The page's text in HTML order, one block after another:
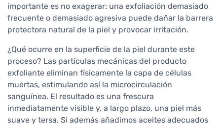
importante es no exagerar: una exfoliación demasiado
frecuente o demasiado agresiva puede dañar la barrera
protectora natural de la piel y provocar irritación.
¿Qué ocurre en la superficie de la piel durante este
proceso? Las partículas mecánicas del producto
exfoliante eliminan físicamente la capa de células
muertas, estimulando así la microcirculación
sanguínea. El resultado es una frescura
inmediatamente visible y, a largo plazo, una piel más
suave y tersa. Si además añadimos aceites adecuados